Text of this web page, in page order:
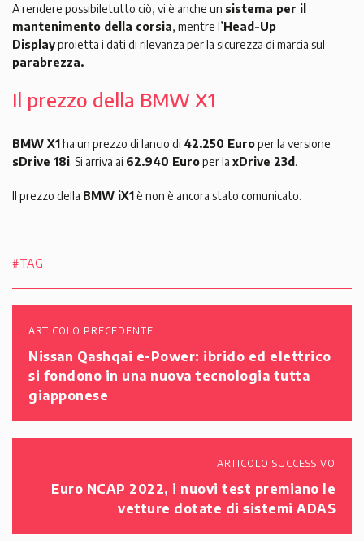
A rendere possibiletutto ciò, vi è anche un sistema per il
mantenimento della corsia, mentre l’Head-Up
Displayproietta i dati di rilevanza per la sicurezza di marcia sul
parabrezza.
Il prezzo della BMW X1
BMW X1ha un prezzo di lancio di 42.250 Europer la versione
sDrive 18i. Si arriva ai 62.940 Europer la xDrive 23d .
Il prezzo della BMW iX1è non è ancora stato comunicato.
#TAG:
ARTICOLO PRECEDENTE
Nissan Qashqai e-Power: ibrido ed elettrico
si fondono in una nuova tecnologia tutta
giapponese
ARTICOLO SUCCESSIVO
Euro NCAP 2022, i nuovi test premiano le
vetture dotate di sistemi ADAS